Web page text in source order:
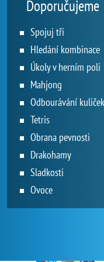
Doporučujeme
Spojuj tři
Hledání kombinace
Úkoly v herním poli
Mahjong
Odbourávání kuliček
Tetris
Obrana pevnosti
Drakohamy
Sladkosti
Ovoce